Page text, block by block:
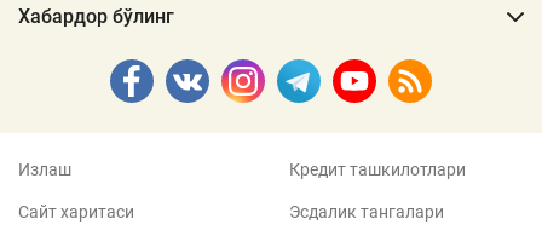
Хабардор бўлинг
Излаш
Сайт харитаси
Кредит ташкилотлари
Эсдалик тангалари